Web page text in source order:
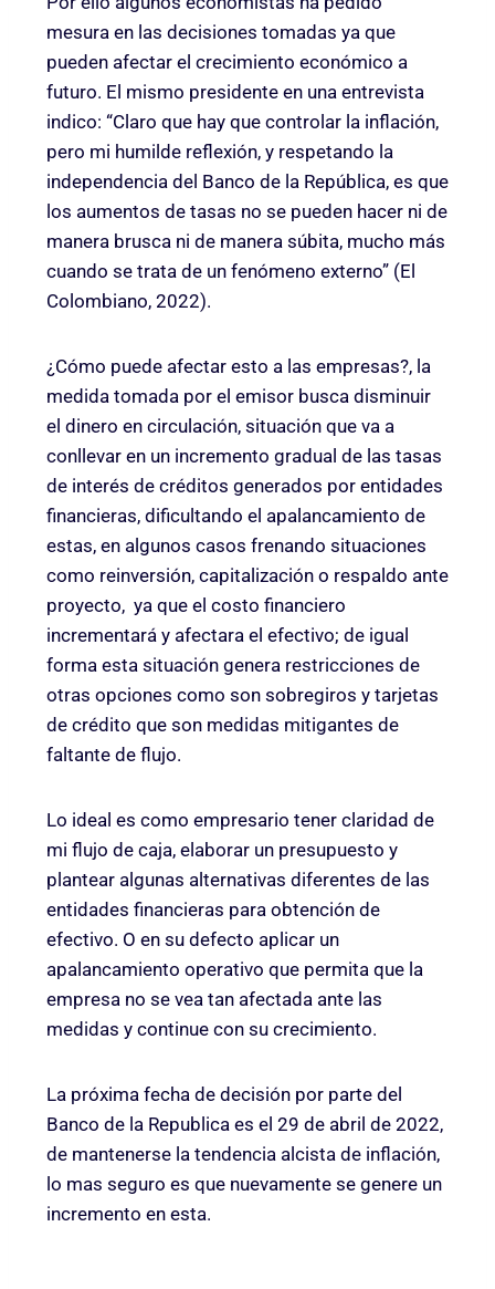
mesura en las decisiones tomadas ya que
pueden afectar el crecimiento económico a
futuro. El mismo presidente en una entrevista
indico: “Claro que hay que controlar la inflación,
pero mi humilde reflexión, y respetando la
independencia del Banco de la República, es que
los aumentos de tasas no se pueden hacer ni de
manera brusca ni de manera súbita, mucho más
cuando se trata de un fenómeno externo” (El
Colombiano, 2022).
¿Cómo puede afectar esto a las empresas?, la
medida tomada por el emisor busca disminuir
el dinero en circulación, situación que va a
conllevar en un incremento gradual de las tasas
de interés de créditos generados por entidades
financieras, dificultando el apalancamiento de
estas, en algunos casos frenando situaciones
como reinversión, capitalización o respaldo ante
proyecto, ya que el costo financiero
incrementará y afectara el efectivo; de igual
forma esta situación genera restricciones de
otras opciones como son sobregiros y tarjetas
de crédito que son medidas mitigantes de
faltante de flujo.
Lo ideal es como empresario tener claridad de
mi flujo de caja, elaborar un presupuesto y
plantear algunas alternativas diferentes de las
entidades financieras para obtención de
efectivo. O en su defecto aplicar un
apalancamiento operativo que permita que la
empresa no se vea tan afectada ante las
medidas y continue con su crecimiento.
La próxima fecha de decisión por parte del
Banco de la Republica es el 29 de abril de 2022,
de mantenerse la tendencia alcista de inflación,
lo mas seguro es que nuevamente se genere un
incremento en esta.